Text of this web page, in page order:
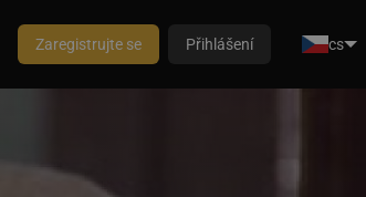
Zaregistrujte se Přihlášení cs